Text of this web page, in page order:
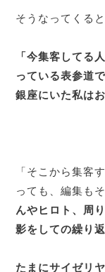
そうなってくる
「今集客してる
っている表参道
銀座にいた私は
「そこから集客
っても、編集も
んやヒロト、周
影をしての繰り
たまにサイゼリ